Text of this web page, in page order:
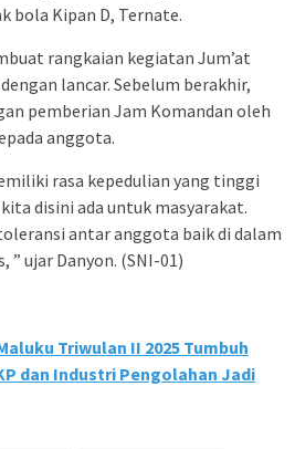
bola Kipan D, Ternate.
rangkaian kegiatan Jum’at
lancar. Sebelum berakhir,
pemberian Jam Komandan oleh
anggota.
rasa kepedulian yang tinggi
disini ada untuk masyarakat.
antar anggota baik di dalam
” ujar Danyon. (SNI-01)
Triwulan II 2025 Tumbuh
dan Industri Pengolahan Jadi